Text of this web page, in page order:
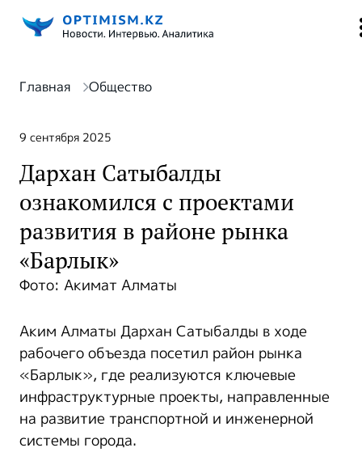
Главная Общество
9 сентября 2025
Дархан Сатыбалды
ознакомился с проектами
развития в районе рынка
«Барлык»
Фото: Акимат Алматы
Аким Алматы Дархан Сатыбалды в ходе
рабочего объезда посетил район рынка
«Барлык», где реализуются ключевые
инфраструктурные проекты, направленные
на развитие транспортной и инженерной
системы города.